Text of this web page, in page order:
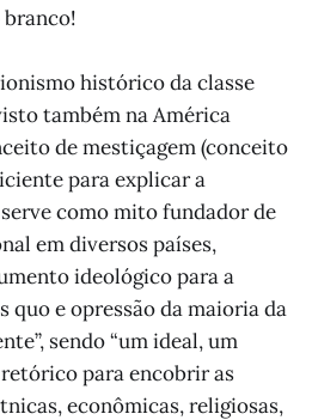
histórico da classe
também na América
de mestiçagem (conceito
para explicar a
como mito fundador de
em diversos países,
ideológico para a
quo e opressão da maioria da
sendo “um ideal, um
para encobrir as
econômicas, religiosas,